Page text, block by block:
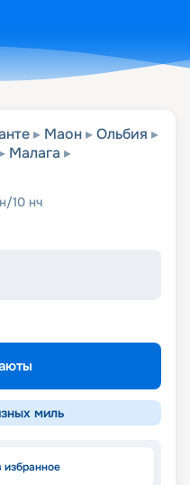
Маон
Ольбия
Малага
/10 нч
миль
избранное